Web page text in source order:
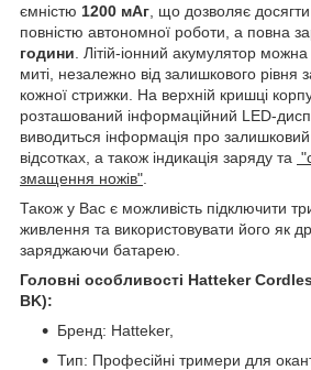
ємністю 1200 мАг , що дозволяє
повністю автономної роботи, а повна
години . Літій-іонний акумулятор
миті, незалежно від залишкового рівня
кожної стрижки. На верхній кришці
розташований інформаційний LED-
виводиться інформація про
відсотках, а також індикація заряду та
змащення ножів"
Також у Вас є можливість підключити
живлення та використовувати його як
заряджаючи батарею.
Головні особливості Hatteker
BK):
Бренд: Hatteker,
Тип: Професійні тримери для